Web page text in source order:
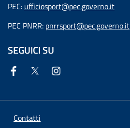
PEC: ufficiosport@pec.governo.it
PEC PNRR: pnrrsport@pec.governo.it
SEGUICI SU
Contatti